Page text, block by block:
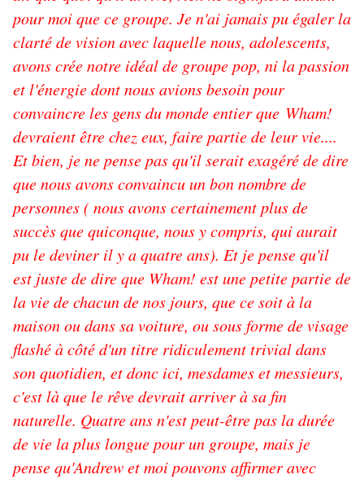
pour moi que ce groupe. Je n'ai jamais pu égaler la
clarté de vision avec laquelle nous, adolescents,
avons crée notre idéal de groupe pop, ni la passion
et l'énergie dont nous avions besoin pour
convaincre les gens du monde entier que Wham!
devraient être chez eux, faire partie de leur vie....
Et bien, je ne pense pas qu'il serait exagéré de dire
que nous avons convaincu un bon nombre de
personnes ( nous avons certainement plus de
succès que quiconque, nous y compris, qui aurait
pu le deviner il y a quatre ans). Et je pense qu'il
est juste de dire que Wham! est une petite partie de
la vie de chacun de nos jours, que ce soit à la
maison ou dans sa voiture, ou sous forme de visage
flashé à côté d'un titre ridiculement trivial dans
son quotidien, et donc ici, mesdames et messieurs,
c'est là que le rêve devrait arriver à sa fin
naturelle. Quatre ans n'est peut-être pas la durée
de vie la plus longue pour un groupe, mais je
pense qu'Andrew et moi pouvons affirmer avec